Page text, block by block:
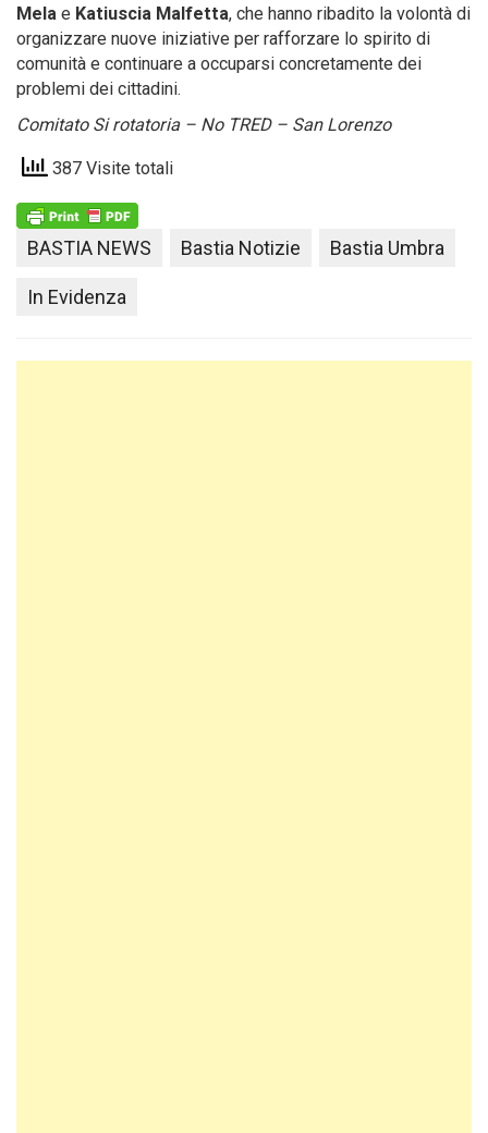
Mela e Katiuscia Malfetta, che hanno ribadito la volontà di
organizzare nuove iniziative per rafforzare lo spirito di
comunità e continuare a occuparsi concretamente dei
problemi dei cittadini.
Comitato Si rotatoria – No TRED – San Lorenzo
387 Visite totali
BASTIA NEWS Bastia Notizie Bastia Umbra
In Evidenza